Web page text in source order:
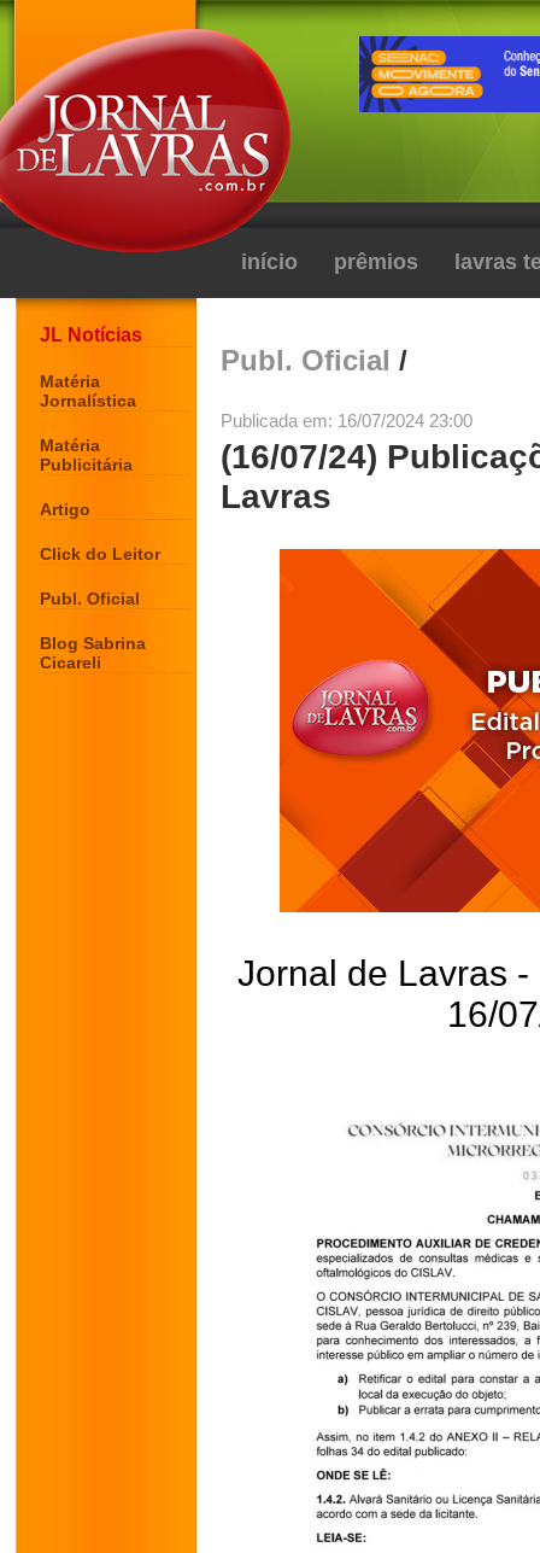
início prêmios lavras
JL Notícias
Matéria
Jornalística
Matéria
Publicitária
Artigo
Click do Leitor
Publ. Oficial
Blog Sabrina
Cicareli
Publ. Oficial /
Publicada em: 16/07/2024 23:00
(16/07/24)
Lavras
Jornal de Lavras
16/